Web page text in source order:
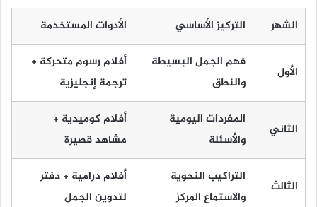
الشهر التركيز الأساسي الأدوات المستخدمة
الأول
فهم الجمل البسيطة
والنطق
أفلام رسوم متحركة +
ترجمة إنجليزية
الثاني
المفردات اليومية
والأسئلة
أفلام كوميدية +
مشاهد قصيرة
الثالث
التراكيب النحوية
والاستماع المركز
أفلام درامية + دفتر
لتدوين الجمل